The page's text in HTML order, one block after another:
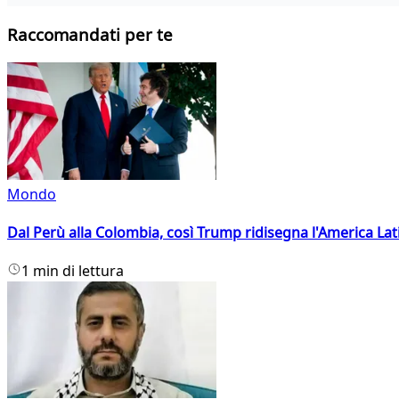
Raccomandati per te
Mondo
Dal Perù alla Colombia, così Trump ridisegna l'America
1 min di lettura